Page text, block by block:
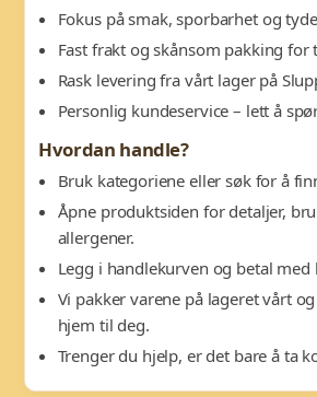
Fokus på smak, sporbarhet og
Fast frakt og skånsom pakking
Rask levering fra vårt lager på
Personlig kundeservice – lett å
Hvordan handle?
Bruk kategoriene eller søk for å
Åpne produktsiden for detaljer,
allergener.
Legg i handlekurven og betal med
Vi pakker varene på lageret vårt
hjem til deg.
Trenger du hjelp, er det bare å ta